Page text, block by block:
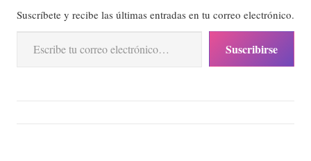
Suscríbete y recibe las últimas entradas en tu correo electrónico.
Escribe tu correo electrónico…
Suscribirse